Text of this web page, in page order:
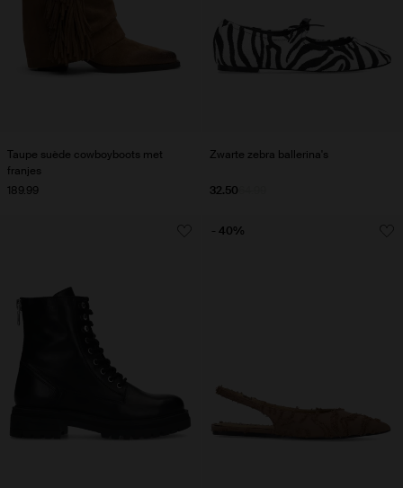
Taupe suède cowboyboots met
franjes
189.99
Zwarte zebra ballerina's
32.50
- 40%